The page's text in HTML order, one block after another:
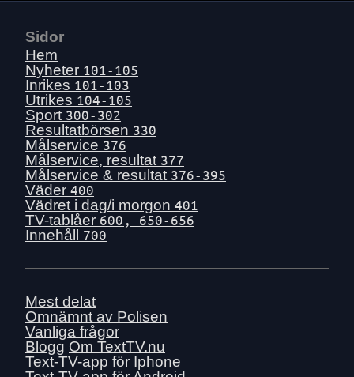
Sidor
Hem
Nyheter 101-105
Inrikes 101-103
Utrikes 104-105
Sport 300-302
Resultatbörsen 330
Målservice 376
Målservice, resultat 377
Målservice & resultat 376-395
Väder 400
Vädret i dag/i morgon 401
TV-tablåer 600, 650-656
Innehåll 700
Mest delat
Omnämnt av Polisen
Vanliga frågor
Blogg Om TextTV.nu
Text-TV-app för Iphone